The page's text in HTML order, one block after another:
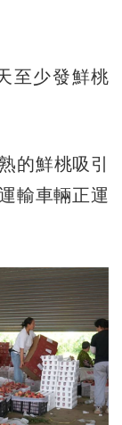
少發鮮桃
的鮮桃吸引
輸車輛正運